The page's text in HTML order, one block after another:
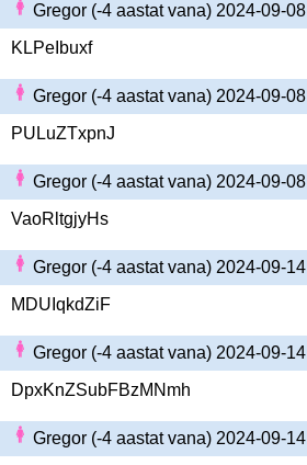
Gregor (-4 aastat vana) 2024-09-08
KLPeIbuxf
Gregor (-4 aastat vana) 2024-09-08
PULuZTxpnJ
Gregor (-4 aastat vana) 2024-09-08
VaoRltgjyHs
Gregor (-4 aastat vana) 2024-09-14
MDUIqkdZiF
Gregor (-4 aastat vana) 2024-09-14
DpxKnZSubFBzMNmh
Gregor (-4 aastat vana) 2024-09-14